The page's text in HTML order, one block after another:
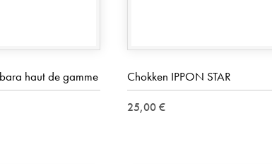
haut de gamme Chokken IPPON STAR
25,00 €